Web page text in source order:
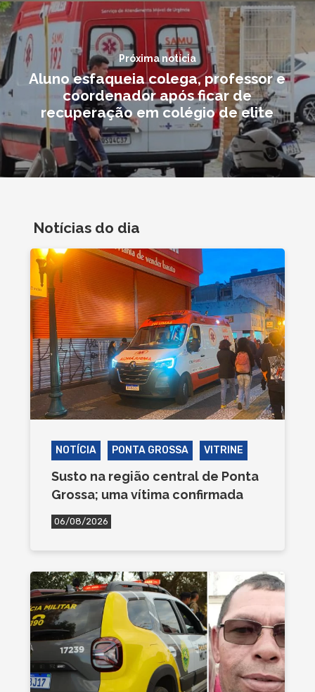
Próxima notícia
Aluno esfaqueia colega, professor e
coordenador após ficar de
recuperação em colégio de elite
Notícias do dia
NOTÍCIA PONTA GROSSA VITRINE
Susto na região central de Ponta
Grossa; uma vítima confirmada
06/08/2026